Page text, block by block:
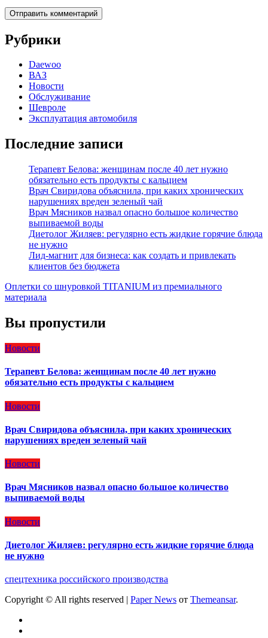
Рубрики
Daewoo
ВАЗ
Новости
Обслуживание
Шевроле
Эксплуатация автомобиля
Последние записи
Терапевт Белова: женщинам после 40 лет нужно
обязательно есть продукты с кальцием
Врач Свиридова объяснила, при каких хронических
нарушениях вреден зеленый чай
Врач Мясников назвал опасно большое количество
выпиваемой воды
Диетолог Жиляев: регулярно есть жидкие горячие блюда
не нужно
Лид-магнит для бизнеса: как создать и привлекать
клиентов без бюджета
Оплетки со шнуровкой TITANIUM из премиального
материала
Вы пропустили
Новости
Терапевт Белова: женщинам после 40 лет нужно
обязательно есть продукты с кальцием
Новости
Врач Свиридова объяснила, при каких хронических
нарушениях вреден зеленый чай
Новости
Врач Мясников назвал опасно большое количество
выпиваемой воды
Новости
Диетолог Жиляев: регулярно есть жидкие горячие блюда
не нужно
спецтехника российского производства
Copyright © All rights reserved | Paper News от Themeansar.